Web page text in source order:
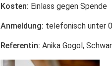
Kosten: Einlass gegen Spende
Anmeldung: telefonisch unter
Referentin: Anika Gogol,